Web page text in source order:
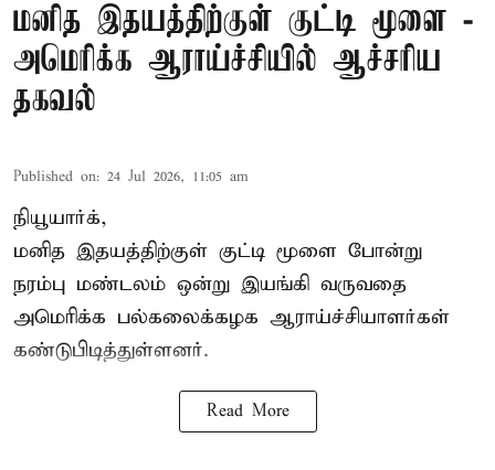
மனித இதயத்திற்குள் குட்டி மூளை -
அமெரிக்க ஆராய்ச்சியில் ஆச்சரிய
தகவல்
Published on: 24 Jul 2026, 11:05 am
நியூயார்க்,
மனித இதயத்திற்குள் குட்டி மூளை போன்று
நரம்பு மண்டலம் ஒன்று இயங்கி வருவதை
அமெரிக்க பல்கலைக்கழக ஆராய்ச்சியாளர்கள்
கண்டுபிடித்துள்ளனர்.
Read More